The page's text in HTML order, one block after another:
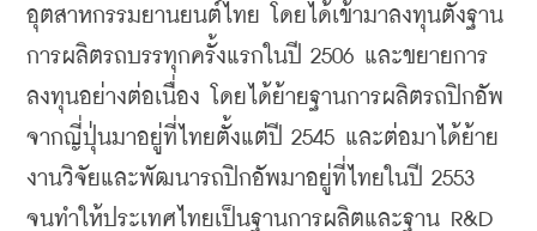
อุตสาหกรรมยานยนต์ไทย โดยได้เข้ามาลงทุนตั้งฐาน
การผลิตรถบรรทุกครั้งแรกในปี 2506 และขยายการ
ลงทุนอย่างต่อเนื่อง โดยได้ย้ายฐานการผลิตรถปิกอัพ
จากญี่ปุ่นมาอยู่ที่ไทยตั้งแต่ปี 2545 และต่อมาได้ย้าย
งานวิจัยและพัฒนารถปิกอัพมาอยู่ที่ไทยในปี 2553
จนทำให้ประเทศไทยเป็นฐานการผลิตและฐาน R&D